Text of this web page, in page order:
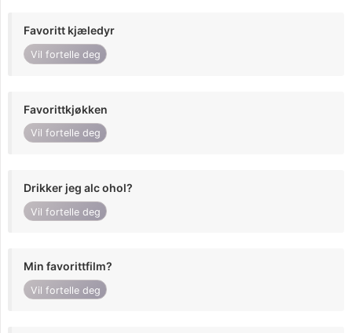
Favoritt kjæledyr
Vil fortelle deg
Favorittkjøkken
Vil fortelle deg
Drikker jeg alc ohol?
Vil fortelle deg
Min favorittfilm?
Vil fortelle deg